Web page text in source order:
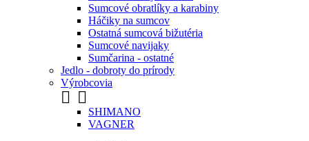
Sumcové obratlíky a karabiny
Háčiky na sumcov
Ostatná sumcová bižutéria
Sumcové navijaky
Sumčarina - ostatné
Jedlo - dobroty do prírody
Výrobcovia
 
SHIMANO
VAGNER